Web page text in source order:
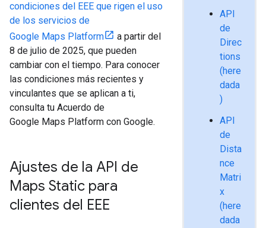
API
de
Direc
tions
(here
dada
)
API
de
Dista
nce
Matri
x
(here
dada
condiciones del EEE que rigen el uso
de los servicios de
Google Maps Platform
a partir del
8 de julio de 2025, que pueden
cambiar con el tiempo. Para conocer
las condiciones más recientes y
vinculantes que se aplican a ti,
consulta tu Acuerdo de
Google Maps Platform con Google.
Ajustes de la API de
Maps Static para
clientes del EEE